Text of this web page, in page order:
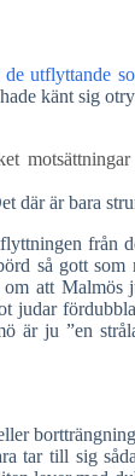
de utflyttande
känt sig
där är bara
från
så gott
att
judar
är ju ”en
tar till sig